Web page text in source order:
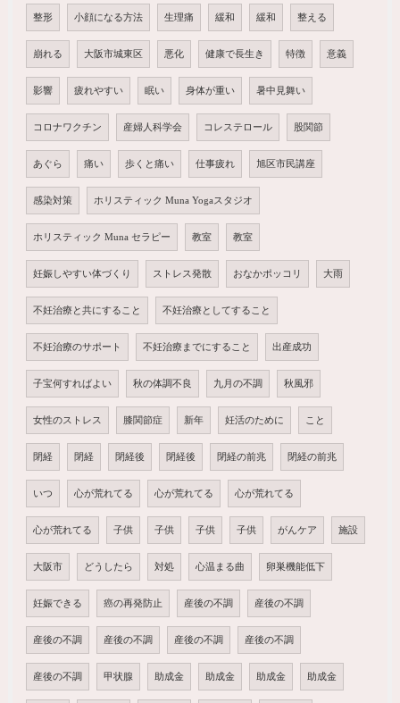
整形 小顔になる方法 生理痛 緩和 緩和 整える
崩れる 大阪市城東区 悪化 健康で長生き 特徴 意義
影響 疲れやすい 眠い 身体が重い 暑中見舞い
コロナワクチン 産婦人科学会 コレステロール 股関節
あぐら 痛い 歩くと痛い 仕事疲れ 旭区市民講座
感染対策 ホリスティック Muna Yogaスタジオ
ホリスティック Muna セラピー 教室 教室
妊娠しやすい体づくり ストレス発散 おなかポッコリ 大雨
不妊治療と共にすること 不妊治療としてすること
不妊治療のサポート 不妊治療までにすること 出産成功
子宝何すればよい 秋の体調不良 九月の不調 秋風邪
女性のストレス 膝関節症 新年 妊活のために こと
閉経 閉経 閉経後 閉経後 閉経の前兆 閉経の前兆
いつ 心が荒れてる 心が荒れてる 心が荒れてる
心が荒れてる 子供 子供 子供 子供 がんケア 施設
大阪市 どうしたら 対処 心温まる曲 卵巣機能低下
妊娠できる 癌の再発防止 産後の不調 産後の不調
産後の不調 産後の不調 産後の不調 産後の不調
産後の不調 甲状腺 助成金 助成金 助成金 助成金